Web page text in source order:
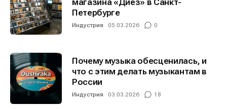
магазина «Диез» в Санкт-
Петербурге
Индустрия 05.03.2026 0
Почему музыка обесценилась, и
что с этим делать музыкантам в
России
Индустрия 03.03.2026 18